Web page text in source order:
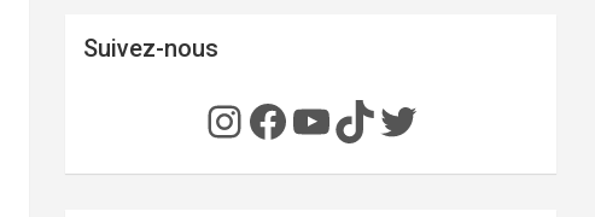
Suivez-nous
Instagram
Facebook
YouTube
TikTok
Twitter